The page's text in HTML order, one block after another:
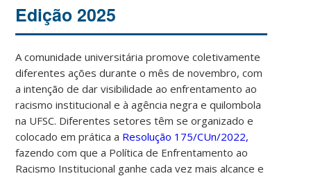
Edição 2025
A comunidade universitária promove coletivamente
diferentes ações durante o mês de novembro, com
a intenção de dar visibilidade ao enfrentamento ao
racismo institucional e à agência negra e quilombola
na UFSC. Diferentes setores têm se organizado e
colocado em prática a Resolução 175/CUn/2022,
fazendo com que a Política de Enfrentamento ao
Racismo Institucional ganhe cada vez mais alcance e